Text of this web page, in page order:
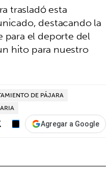
trasladó esta
destacando la
el deporte del
hito para nuestro
DE PÁJARA
Agregar a Google